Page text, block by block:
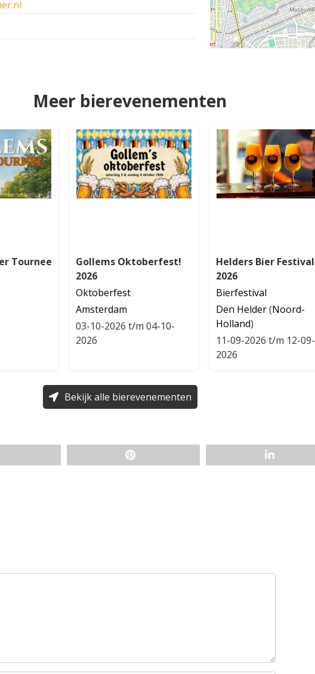
Meer bierevenementen
Tournee
Gollems Oktoberfest!
2026
Oktoberfest
Amsterdam
03-10-2026 t/m 04-10-
2026
Helders Bier Festival
2026
Bierfestival
Den Helder(Noord-
Holland)
11-09-2026 t/m 12-09-
2026
Bekijk alle bierevenementen